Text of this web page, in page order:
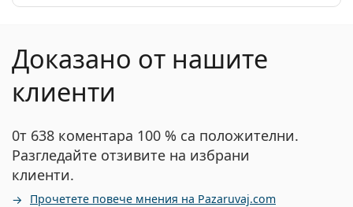
Доказано от нашите
клиенти
0т 638 коментара 100 % са положителни.
Разгледайте отзивите на избрани
клиенти.
Прочетете повече мнения на Pazaruvaj.com